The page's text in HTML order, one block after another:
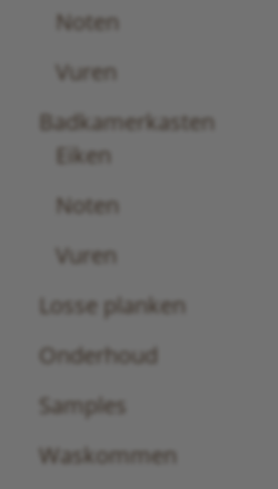
Noten
Vuren
Badkamerkasten
Eiken
Noten
Vuren
Losse planken
Onderhoud
Samples
Waskommen